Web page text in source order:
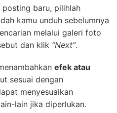
posting baru, pilihlah
kamu unduh sebelumnya
melalui galeri foto
dan klik “Next”.
efek atau
sesuai dengan
menyesuaikan
lain jika diperlukan.